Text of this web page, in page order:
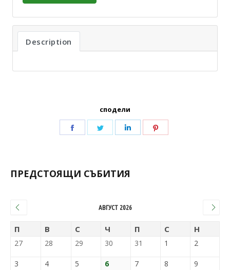
Description
сподели
ПРЕДСТОЯЩИ СЪБИТИЯ
АВГУСТ 2026
П В С Ч П С Н
27 28 29 30 31 1 2
3 4 5 6 7 8 9